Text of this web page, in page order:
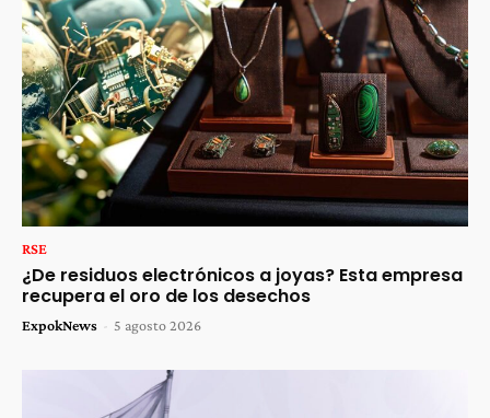
RSE
¿De residuos electrónicos a joyas? Esta empresa
recupera el oro de los desechos
ExpokNews - 5 agosto 2026